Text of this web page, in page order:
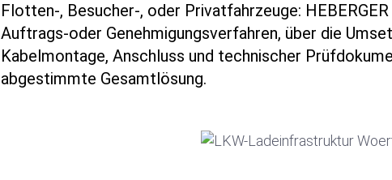
Flotten-, Besucher-, oder Privatfahrzeuge:
Auftrags-oder Genehmigungsverfahren, über die
Kabelmontage, Anschluss und technischer
abgestimmte Gesamtlösung.